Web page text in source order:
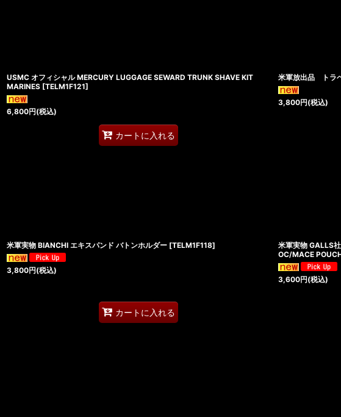
USMC オフィシャル MERCURY LUGGAGE SEWARD TRUNK SHAVE KIT
MARINES [TELM1F121]
6,800円(税込)
カートに入れる
米軍放出品 トラ
3,800円(税込)
米軍実物 BIANCHI エキスパンド バトンホルダー [TELM1F118]
3,800円(税込)
カートに入れる
米軍実物 GALLS
OC/MACE
3,600円(税込)